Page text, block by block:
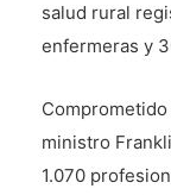
salud rural
enfermeras y
ministro
1.070